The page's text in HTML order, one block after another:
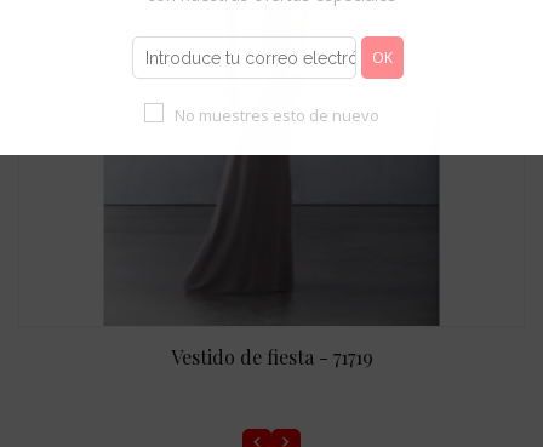
Vestido de fiesta - 71719
No muestres esto de nuevo